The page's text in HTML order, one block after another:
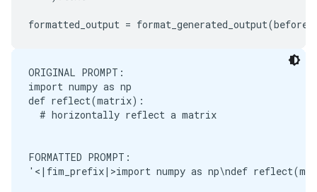
formatted_output = format_generated_output(before
ORIGINAL PROMPT:
import numpy as np
def reflect(matrix):
  # horizontally reflect a matrix
FORMATTED PROMPT:
'<|fim_prefix|>import numpy as np\ndef